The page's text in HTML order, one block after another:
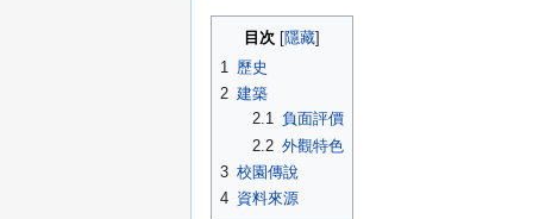
目次
1 歷史
2 建築
2.1 負面評價
2.2 外觀特色
3 校園傳說
4 資料來源